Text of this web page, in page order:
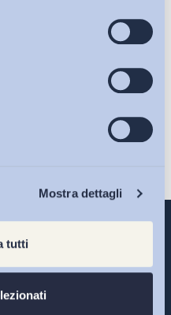
Mostra dettagli
tutti
dei dati personali descritti